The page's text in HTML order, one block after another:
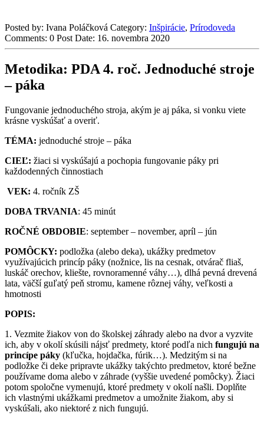
Posted by: Ivana Poláčková Category: Inšpirácie, Prírodoveda
Comments: 0 Post Date: 16. novembra 2020
Metodika: PDA 4. roč. Jednoduché stroje
– páka
Fungovanie jednoduchého stroja, akým je aj páka, si vonku viete
krásne vyskúšať a overiť.
TÉMA: jednoduché stroje – páka
CIEĽ: žiaci si vyskúšajú a pochopia fungovanie páky pri
každodenných činnostiach
VEK: 4. ročník ZŠ
DOBA TRVANIA: 45 minút
ROČNÉ OBDOBIE: september – november, apríl – jún
POMÔCKY: podložka (alebo deka), ukážky predmetov
využívajúcich princíp páky (nožnice, lis na cesnak, otvárač fliaš,
luskáč orechov, kliešte, rovnoramenné váhy…), dlhá pevná drevená
lata, väčší guľatý peň stromu, kamene rôznej váhy, veľkosti a
hmotnosti
POPIS:
1. Vezmite žiakov von do školskej záhrady alebo na dvor a vyzvite
ich, aby v okolí skúsili nájsť predmety, ktoré podľa nich fungujú na
princípe páky (kľučka, hojdačka, fúrik…). Medzitým si na
podložke či deke pripravte ukážky takýchto predmetov, ktoré bežne
používame doma alebo v záhrade (vyššie uvedené pomôcky). Žiaci
potom spoločne vymenujú, ktoré predmety v okolí našli. Doplňte
ich vlastnými ukážkami predmetov a umožnite žiakom, aby si
vyskúšali, ako niektoré z nich fungujú.